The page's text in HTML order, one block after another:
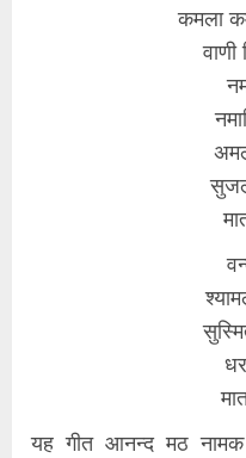
कमला
वाणी
यह गीत आनन्द मठ नामक